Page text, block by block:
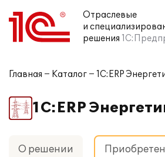
Отраслевые
и
решения
Главная Каталог 1С:ERP
1С:ERP
О решении